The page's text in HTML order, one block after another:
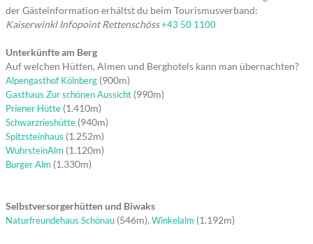
der Gästeinformation erhältst du beim Tourismusverband:
Kaiserwinkl Infopoint Rettenschöss+43 50 1100
Unterkünfte am Berg
Auf welchen Hütten, Almen und Berghotels kann man übernachten?
Alpengasthof Kölnberg (900m)
Gasthaus Zur schönen Aussicht (990m)
Priener Hütte (1.410m)
Schwarzrieshütte (940m)
Spitzsteinhaus (1.252m)
WuhrsteinAlm (1.120m)
Burger Alm (1.330m)
Selbstversorgerhütten und Biwaks
Naturfreundehaus Schönau (546m), Winkelalm (1.192m)